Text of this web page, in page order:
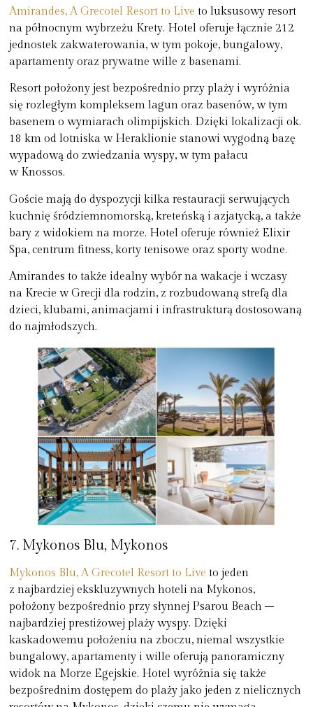
Amirandes, A Grecotel Resort to Live to luksusowy resort
na północnym wybrzeżu Krety. Hotel oferuje łącznie 212
jednostek zakwaterowania, w tym pokoje, bungalowy,
apartamenty oraz prywatne wille z basenami.
Resort położony jest bezpośrednio przy plaży i wyróżnia
się rozległym kompleksem lagun oraz basenów, w tym
basenem o wymiarach olimpijskich. Dzięki lokalizacji ok.
18 km od lotniska w Heraklionie stanowi wygodną bazę
wypadową do zwiedzania wyspy, w tym pałacu
w Knossos.
Goście mają do dyspozycji kilka restauracji serwujących
kuchnię śródziemnomorską, kreteńską i azjatycką, a także
bary z widokiem na morze. Hotel oferuje również Elixir
Spa, centrum fitness, korty tenisowe oraz sporty wodne.
Amirandes to także idealny wybór na wakacje i wczasy
na Krecie w Grecji dla rodzin, z rozbudowaną strefą dla
dzieci, klubami, animacjami i infrastrukturą dostosowaną
do najmłodszych.
7. Mykonos Blu, Mykonos
Mykonos Blu, A Grecotel Resort to Live to jeden
z najbardziej ekskluzywnych hoteli na Mykonos,
położony bezpośrednio przy słynnej Psarou Beach –
najbardziej prestiżowej plaży wyspy. Dzięki
kaskadowemu położeniu na zboczu, niemal wszystkie
bungalowy, apartamenty i wille oferują panoramiczny
widok na Morze Egejskie. Hotel wyróżnia się także
bezpośrednim dostępem do plaży jako jeden z nielicznych